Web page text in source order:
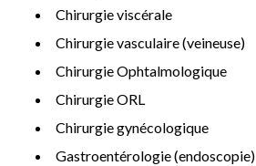
Chirurgie viscérale
Chirurgie vasculaire (veineuse)
Chirurgie Ophtalmologique
Chirurgie ORL
Chirurgie gynécologique
Gastroentérologie (endoscopie)